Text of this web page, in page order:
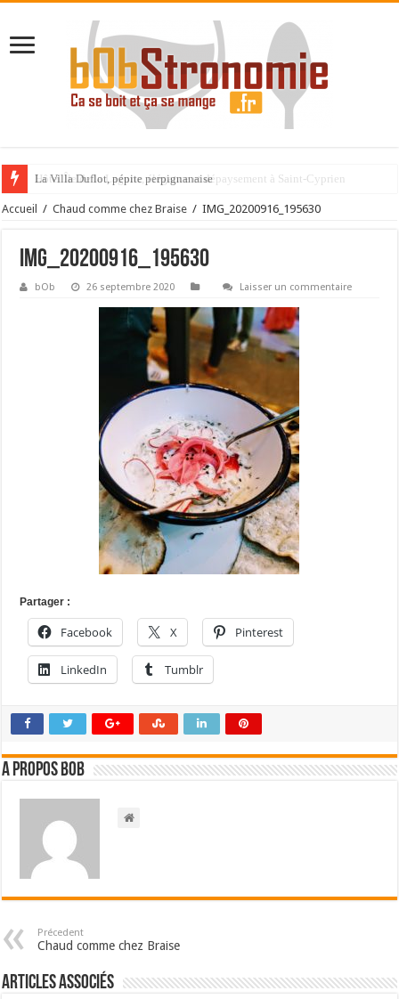
La Villa Duflot, pépite perpignanaise
Accueil / Chaud comme chez Braise / IMG_20200916_195630
IMG_20200916_195630
bOb 26 septembre 2020 Laisser un commentaire
Partager :
Facebook X Pinterest
LinkedIn Tumblr
A propos bOb
Précedent
Chaud comme chez Braise
Articles associés